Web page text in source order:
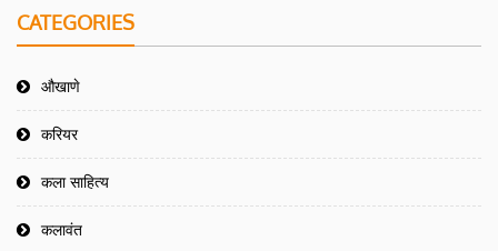
CATEGORIES
औखाणे
करियर
कला साहित्य
कलावंत